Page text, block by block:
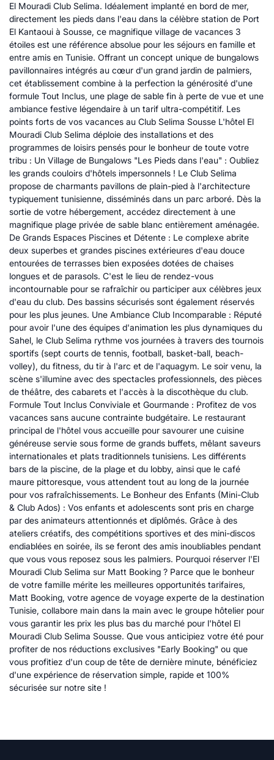
El Mouradi Club Selima. Idéalement implanté en bord de mer,
directement les pieds dans l'eau dans la célèbre station de Port
El Kantaoui à Sousse, ce magnifique village de vacances 3
étoiles est une référence absolue pour les séjours en famille et
entre amis en Tunisie. Offrant un concept unique de bungalows
pavillonnaires intégrés au cœur d'un grand jardin de palmiers,
cet établissement combine à la perfection la générosité d'une
formule Tout Inclus, une plage de sable fin à perte de vue et une
ambiance festive légendaire à un tarif ultra-compétitif. Les
points forts de vos vacances au Club Selima Sousse L'hôtel El
Mouradi Club Selima déploie des installations et des
programmes de loisirs pensés pour le bonheur de toute votre
tribu : Un Village de Bungalows "Les Pieds dans l'eau" : Oubliez
les grands couloirs d'hôtels impersonnels ! Le Club Selima
propose de charmants pavillons de plain-pied à l'architecture
typiquement tunisienne, disséminés dans un parc arboré. Dès la
sortie de votre hébergement, accédez directement à une
magnifique plage privée de sable blanc entièrement aménagée.
De Grands Espaces Piscines et Détente : Le complexe abrite
deux superbes et grandes piscines extérieures d'eau douce
entourées de terrasses bien exposées dotées de chaises
longues et de parasols. C'est le lieu de rendez-vous
incontournable pour se rafraîchir ou participer aux célèbres jeux
d'eau du club. Des bassins sécurisés sont également réservés
pour les plus jeunes. Une Ambiance Club Incomparable : Réputé
pour avoir l'une des équipes d'animation les plus dynamiques du
Sahel, le Club Selima rythme vos journées à travers des tournois
sportifs (sept courts de tennis, football, basket-ball, beach-
volley), du fitness, du tir à l'arc et de l'aquagym. Le soir venu, la
scène s'illumine avec des spectacles professionnels, des pièces
de théâtre, des cabarets et l'accès à la discothèque du club.
Formule Tout Inclus Conviviale et Gourmande : Profitez de vos
vacances sans aucune contrainte budgétaire. Le restaurant
principal de l'hôtel vous accueille pour savourer une cuisine
généreuse servie sous forme de grands buffets, mêlant saveurs
internationales et plats traditionnels tunisiens. Les différents
bars de la piscine, de la plage et du lobby, ainsi que le café
maure pittoresque, vous attendent tout au long de la journée
pour vos rafraîchissements. Le Bonheur des Enfants (Mini-Club
& Club Ados) : Vos enfants et adolescents sont pris en charge
par des animateurs attentionnés et diplômés. Grâce à des
ateliers créatifs, des compétitions sportives et des mini-discos
endiablées en soirée, ils se feront des amis inoubliables pendant
que vous vous reposez sous les palmiers. Pourquoi réserver l'El
Mouradi Club Selima sur Matt Booking ? Parce que le bonheur
de votre famille mérite les meilleures opportunités tarifaires,
Matt Booking, votre agence de voyage experte de la destination
Tunisie, collabore main dans la main avec le groupe hôtelier pour
vous garantir les prix les plus bas du marché pour l'hôtel El
Mouradi Club Selima Sousse. Que vous anticipiez votre été pour
profiter de nos réductions exclusives "Early Booking" ou que
vous profitiez d'un coup de tête de dernière minute, bénéficiez
d'une expérience de réservation simple, rapide et 100%
sécurisée sur notre site !